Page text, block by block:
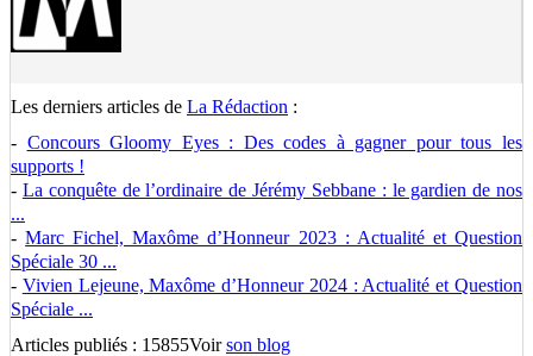
Les derniers articles de La Rédaction :
- Concours Gloomy Eyes : Des codes à gagner pour tous les
supports !
- La conquête de l’ordinaire de Jérémy Sebbane : le gardien de nos
...
-Marc Fichel, Maxôme d’Honneur 2023 : Actualité et Question
Spéciale 30 ...
- Vivien Lejeune, Maxôme d’Honneur 2024 : Actualité et Question
Spéciale ...
Articles publiés : 15855Voirson blog